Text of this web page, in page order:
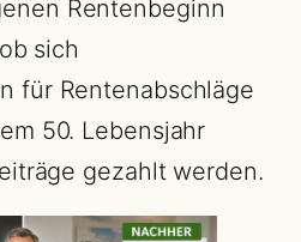
Rentenbeginn
sich
für Rentenabschläge
50. Lebensjahr
gezahlt werden.